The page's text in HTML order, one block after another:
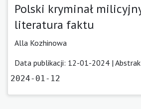
Polski kryminał
literatura faktu
Alla Kozhinowa
Data publikacji: 12-01-2024 |
2024-01-12